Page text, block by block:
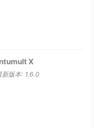
X
新版本: 1.6.0